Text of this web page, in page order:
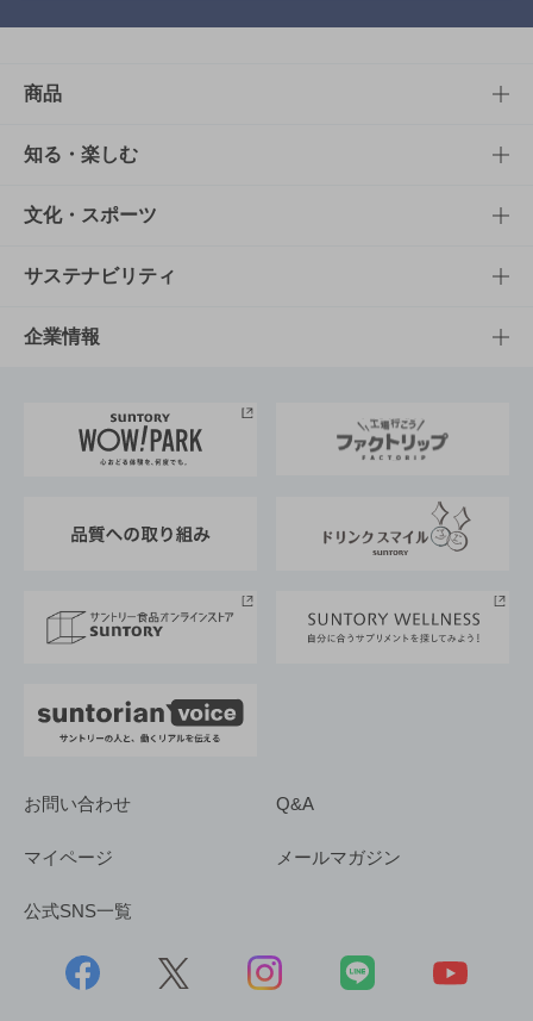
商品
商品TOP
商品一覧
商品発売情報
栄養成分一覧
知る・楽しむ
知る・楽しむTOP
キャンペーン
工場見学
地域情報
文化・スポーツ
文化・スポーツTOP
サントリーホール
サントリーサンバーズ大阪
サステナビリティ
サステナビリティTOP
サントリーが考えるサステナビリティ経営
企業情報
企業概要
採用情報
お問い合わせ Q&A
マイページ メールマガジン
公式SNS一覧